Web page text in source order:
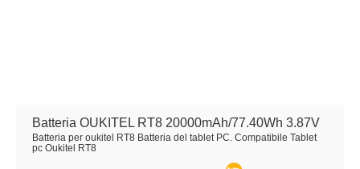
Batteria OUKITEL RT8 20000mAh/77.40Wh 3.87V
Batteria per oukitel RT8 Batteria del tablet PC. Compatibile Tablet
pc Oukitel RT8